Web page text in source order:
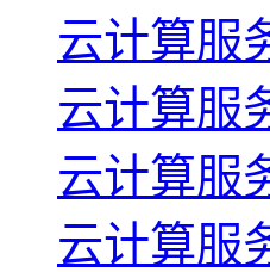
云计算服
云计算服
云计算服
云计算服